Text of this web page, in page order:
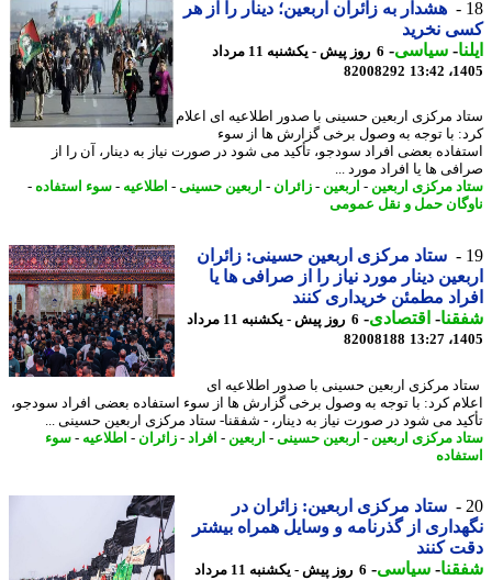
هشدار به زائران اربعین؛ دینار را از هر
نخرید
-سیاسی-
6 روز پیش - یکشنبه 11 مرداد
82008292
مرکزی اربعین حسینی با صدور اطلاعیه ای اعلام
با توجه به وصول برخی گزارش ها از سوء
بعضی افراد سودجو، تأکید می شود در صورت نیاز به دینار، آن را از
ها یا افراد مورد ...
مرکزی اربعین -اربعین -زائران- اربعین حسینی-اطلاعیه-سوء استفاده-
حمل و نقل عمومی
ستاد مرکزی اربعین حسینی: زائران
دینار مورد نیاز را از صرافی ها یا
مطمئن خریداری کنند
-اقتصادی-
6 روز پیش - یکشنبه 11 مرداد
82008188
مرکزی اربعین حسینی با صدور اطلاعیه ای
کرد: با توجه به وصول برخی گزارش ها از سوء استفاده بعضی افراد سودجو،
می شود در صورت نیاز به دینار، - شفقنا- ستاد مرکزی اربعین حسینی ...
مرکزی اربعین -اربعین حسینی-اربعین -افراد - زائران- اطلاعیه-سوء
ستاد مرکزی اربعین: زائران در
از گذرنامه و وسایل همراه بیشتر
کنند
-سیاسی-
6 روز پیش - یکشنبه 11 مرداد